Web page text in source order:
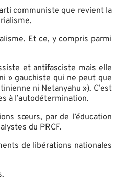
communiste que revient la
Et ce, y compris parmi
et antifasciste mais elle
» gauchiste qui ne peut que
ni Netanyahu »). C’est
à l’autodétermination.
sœurs, par de l’éducation
du PRCF.
de libérations nationales